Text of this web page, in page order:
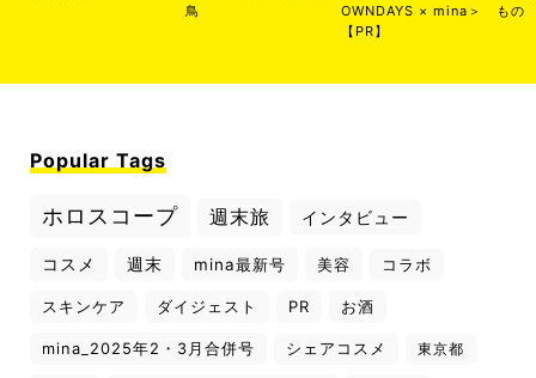
鳥
OWNDAYS × mina＞
【PR】
もの
Popular Tags
ホロスコープ 週末旅 インタビュー
コスメ 週末 mina最新号 美容 コラボ
スキンケア ダイジェスト PR お酒
mina_2025年2・3月合併号 シェアコスメ 東京都